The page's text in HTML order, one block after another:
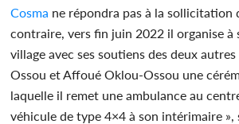
Cosma ne répondra pas à la sollicitation
contraire, vers fin juin 2022 il organise à
village avec ses soutiens des deux
Ossou et Affoué Oklou-Ossou une
laquelle il remet une ambulance au
véhicule de type 4×4 à son intérimaire